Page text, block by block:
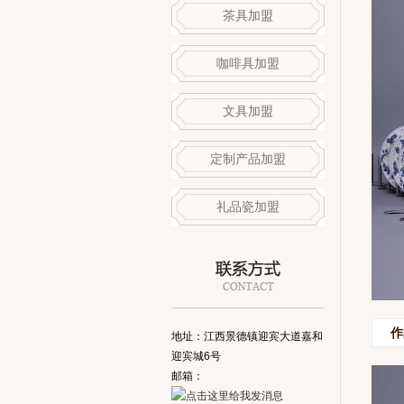
茶具加盟
咖啡具加盟
文具加盟
定制产品加盟
礼品瓷加盟
地址：江西景德镇迎宾大道嘉和
迎宾城6号
邮箱：